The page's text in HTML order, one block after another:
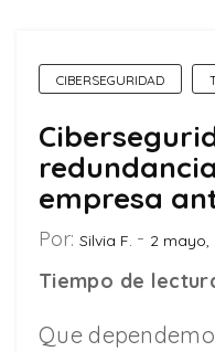
CIBERSEGURIDAD
empresa
Por: Silvia F. 2 mayo,
Tiempo de
Que